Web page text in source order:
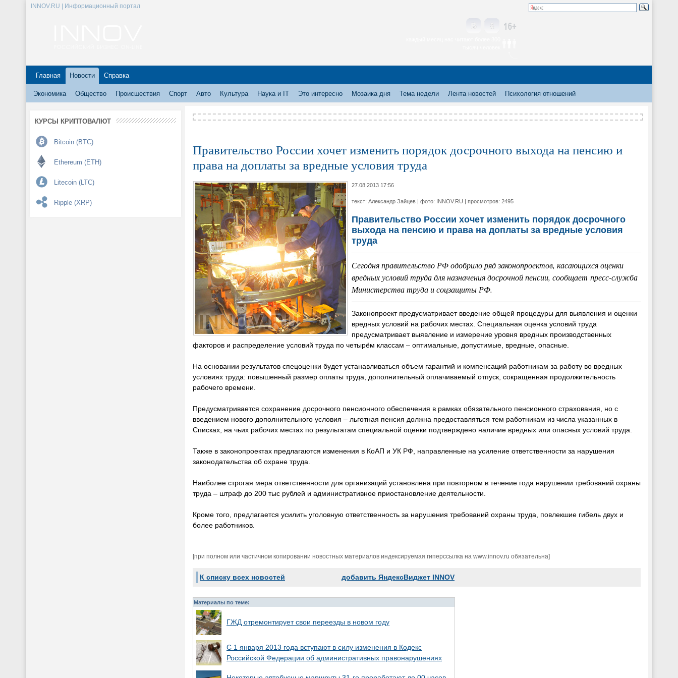
INNOV.RU | Информационный портал
Главная Новости Справка
Экономика Общество Происшествия Спорт Авто Культура Наука и IT Это интересно Мозаика дня Тема недели Лента новостей Психология отношений
КУРСЫ КРИПТОВАЛЮТ
Bitcoin (BTC)
Ethereum (ETH)
Litecoin (LTC)
Ripple (XRP)
Правительство России хочет изменить порядок досрочного выхода на пенсию и
права на доплаты за вредные условия труда
27.08.2013 17:56
текст: Александр Зайцев | фото: INNOV.RU | просмотров: 2495
Правительство России хочет изменить порядок досрочного
выхода на пенсию и права на доплаты за вредные условия
труда
Сегодня правительство РФ одобрило ряд законопроектов, касающихся оценки
вредных условий труда для назначения досрочной пенсии, сообщает пресс-служба
Министерства труда и соцзащиты РФ.
Законопроект предусматривает введение общей процедуры для выявления и оценки
вредных условий на рабочих местах. Специальная оценка условий труда
предусматривает выявление и измерение уровня вредных производственных
факторов и распределение условий труда по четырём классам – оптимальные, допустимые, вредные, опасные.
На основании результатов спецоценки будет устанавливаться объем гарантий и компенсаций работникам за работу во вредных
условиях труда: повышенный размер оплаты труда, дополнительный оплачиваемый отпуск, сокращенная продолжительность
рабочего времени.
Предусматривается сохранение досрочного пенсионного обеспечения в рамках обязательного пенсионного страхования, но с
введением нового дополнительного условия – льготная пенсия должна предоставляться тем работникам из числа указанных в
Списках, на чьих рабочих местах по результатам специальной оценки подтверждено наличие вредных или опасных условий труда.
Также в законопроектах предлагаются изменения в КоАП и УК РФ, направленные на усиление ответственности за нарушения
законодательства об охране труда.
Наиболее строгая мера ответственности для организаций установлена при повторном в течение года нарушении требований охраны
труда – штраф до 200 тыс рублей и административное приостановление деятельности.
Кроме того, предлагается усилить уголовную ответственность за нарушения требований охраны труда, повлекшие гибель двух и
более работников.
[при полном или частичном копировании новостных материалов индексируемая гиперссылка на www.innov.ru обязательна]
К списку всех новостей добавить ЯндексВиджет INNOV
Материалы по теме:
ГЖД отремонтирует свои переезды в новом году
С 1 января 2013 года вступают в силу изменения в Кодекс
Российской Федерации об административных правонарушениях